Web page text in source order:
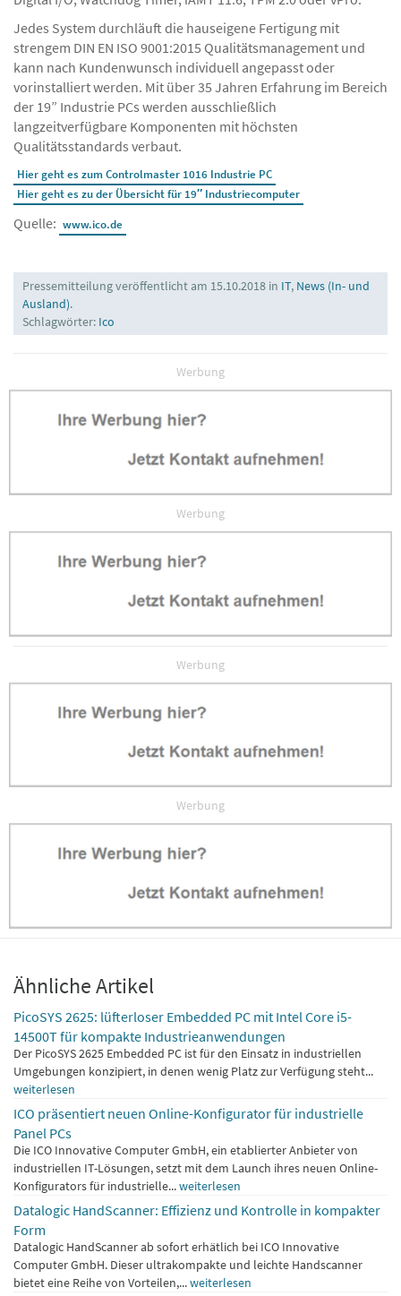
Jedes System durchläuft die hauseigene Fertigung mit
strengem DIN EN ISO 9001:2015 Qualitätsmanagement und
kann nach Kundenwunsch individuell angepasst oder
vorinstalliert werden. Mit über 35 Jahren Erfahrung im Bereich
der 19” Industrie PCs werden ausschließlich
langzeitverfügbare Komponenten mit höchsten
Qualitätsstandards verbaut.
Hier geht es zum Controlmaster 1016 Industrie PC
Hier geht es zu der Übersicht für 19″ Industriecomputer
Quelle: www.ico.de
Pressemitteilung veröffentlicht am 15.10.2018 in IT, News (In- und
Ausland).
Schlagwörter: Ico
Werbung
Werbung
Werbung
Werbung
Ähnliche Artikel
PicoSYS 2625: lüfterloser Embedded PC mit Intel Core i5-
14500T für kompakte Industrieanwendungen
Der PicoSYS 2625 Embedded PC ist für den Einsatz in industriellen
Umgebungen konzipiert, in denen wenig Platz zur Verfügung steht...
weiterlesen
ICO präsentiert neuen Online-Konfigurator für industrielle
Panel PCs
Die ICO Innovative Computer GmbH, ein etablierter Anbieter von
industriellen IT-Lösungen, setzt mit dem Launch ihres neuen Online-
Konfigurators für industrielle...weiterlesen
Datalogic HandScanner: Effizienz und Kontrolle in kompakter
Form
Datalogic HandScanner ab sofort erhätlich bei ICO Innovative
Computer GmbH. Dieser ultrakompakte und leichte Handscanner
bietet eine Reihe von Vorteilen,...weiterlesen